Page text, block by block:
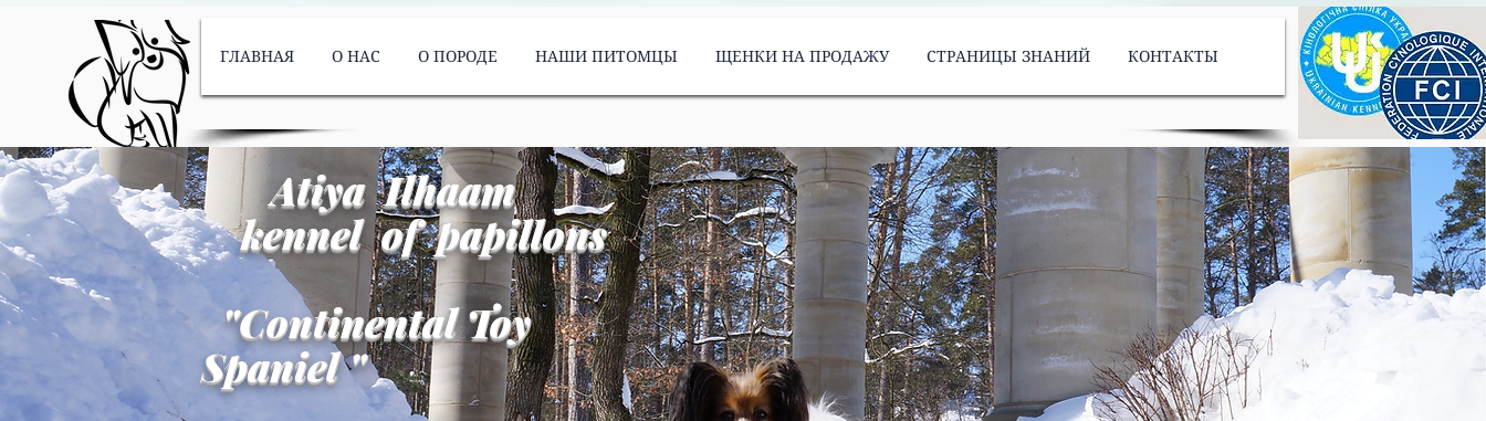
ГЛАВНАЯ О НАС О ПОРОДЕ НАШИ ПИТОМЦЫ ЩЕНКИ НА ПРОДАЖУ СТРАНИЦЫ ЗНАНИЙ КОНТАКТЫ
Atiya Ilhaam
kennel of papillons
"Continental Toy
Spaniel"